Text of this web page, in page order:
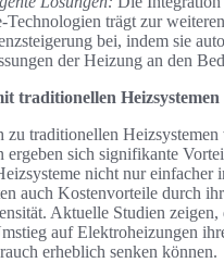
Technologien trägt zur weiteren
bei, indem sie
der Heizung an den
traditionellen Heizsystemen
zu traditionellen Heizsystemen
ergeben sich signifikante
nicht nur einfacher
auch Kostenvorteile durch
Aktuelle Studien zeigen,
auf Elektroheizungen
erheblich senken können.